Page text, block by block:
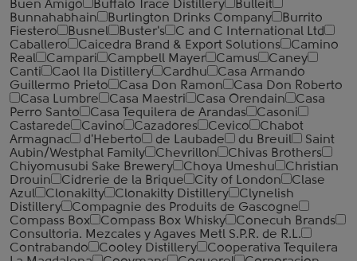
Buen Amigo
Buffalo Trace Distillery
Bulleit
Bunnahabhain
Burlington Drinks Company
Burrito
Fiestero
Busnel Buster's
C and C International Ltd
Caballero
Caicedra Brand & Export Solutions
Camino
Real
Campari Campbell Mayer Camus
Caney
Canti
Caol Ila Distillery Cardhu
Casa Armando
Guillermo Prieto
Casa Don Ramon
Casa Don Roberto
Casa Lumbre
Casa Maestri Casa Orendain
Casa
Perro Santo
Casa Tequilera de Arandas
Casoni
Castarede
Cavino Cazadores Cevico
Chabot
Armagnac
d'Heberto de Laubade du Breuil
Saint
Aubin/Westphal Family
Chevrillon
Chivas Brothers
Chiyomusubi Sake Brewery
Choya Umeshu
Christian
Drouin
Cidrerie de la Brique City of London
Clase
Azul
Clonakilty Clonakilty Distillery
Clynelish
Distillery
Compagnie des Produits de Gascogne
Compass Box
Compass Box Whisky
Conecuh Brands
Consultoria. Mezcales y Agaves Metl S.P.R. de R.L.
Contrabando
Cooley Distillery
Cooperativa Tequilera